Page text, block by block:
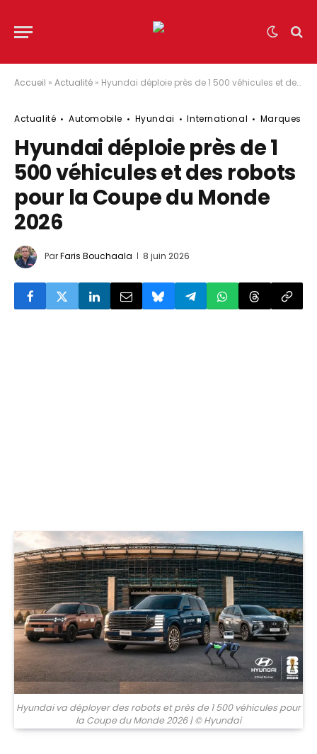
Accueil » Actualité » Hyundai déploie près de 1 500 véhicules et des robots pour la Coupe du Monde 2026
Actualité Automobile Hyundai International Marques
Hyundai déploie près de 1
500 véhicules et des robots
pour la Coupe du Monde
2026
ParFaris Bouchaala 8 juin 2026
© Hyundai
Hyundai va déployer des robots et près de 1 500 véhicules pour
la Coupe du Monde 2026| © Hyundai